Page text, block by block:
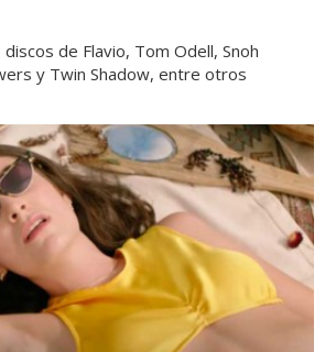
discos de Flavio, Tom Odell, Snoh
y Twin Shadow, entre otros